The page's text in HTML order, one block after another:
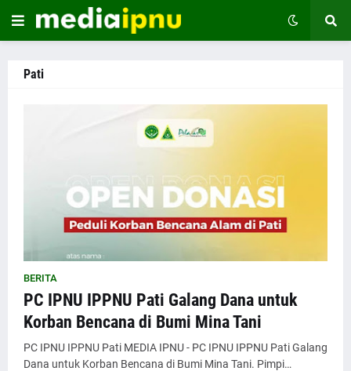
Pati
BERITA
PC IPNU IPPNU Pati Galang Dana untuk
Korban Bencana di Bumi Mina Tani
PC IPNU IPPNU Pati MEDIA IPNU - PC IPNU IPPNU Pati Galang
Dana untuk Korban Bencana di Bumi Mina Tani. Pimpi…